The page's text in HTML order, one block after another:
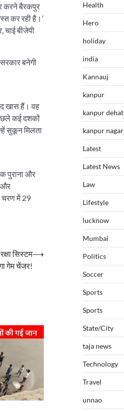
करने बैरकपुर
कर रही है।’
चाई बीजेपी
बनेगी
खास हैं। वह
कई दशकों
सुकून मिलता
पुराना और
और
चरण में 29
सिस्टम
गेम चेंजर!
⟶
Health
Hero
holiday
india
Kannauj
kanpur
kanpur dehat
kanpur nagar
Latest
Latest News
Law
Lifestyle
lucknow
Mumbai
Politics
Soccer
Sports
Sports
State/City
taja news
Technology
Travel
unnao